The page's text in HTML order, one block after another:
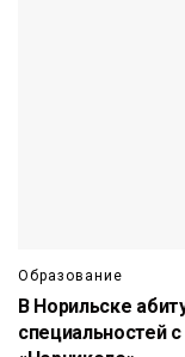
Образование
В Норильске
специальностей